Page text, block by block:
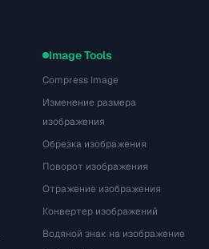
Image Tools
Compress Image
Изменение размера
изображения
Обрезка изображения
Поворот изображения
Отражение изображения
Конвертер изображений
Водяной знак на изображение